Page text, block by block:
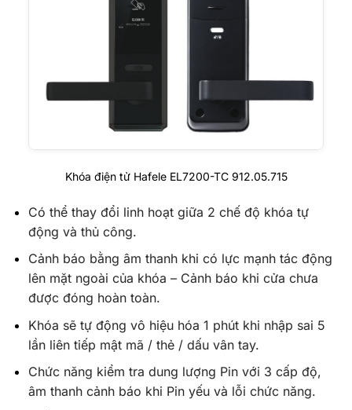
Khóa điện tử Hafele EL7200-TC 912.05.715
Có thể thay đổi linh hoạt giữa 2 chế độ khóa tự
động và thủ công.
Cảnh báo bằng âm thanh khi có lực mạnh tác động
lên mặt ngoài của khóa – Cảnh báo khi cửa chưa
được đóng hoàn toàn.
Khóa sẽ tự động vô hiệu hóa 1 phút khi nhập sai 5
lần liên tiếp mật mã / thẻ / dấu vân tay.
Chức năng kiểm tra dung lượng Pin với 3 cấp độ,
âm thanh cảnh báo khi Pin yếu và lỗi chức năng.